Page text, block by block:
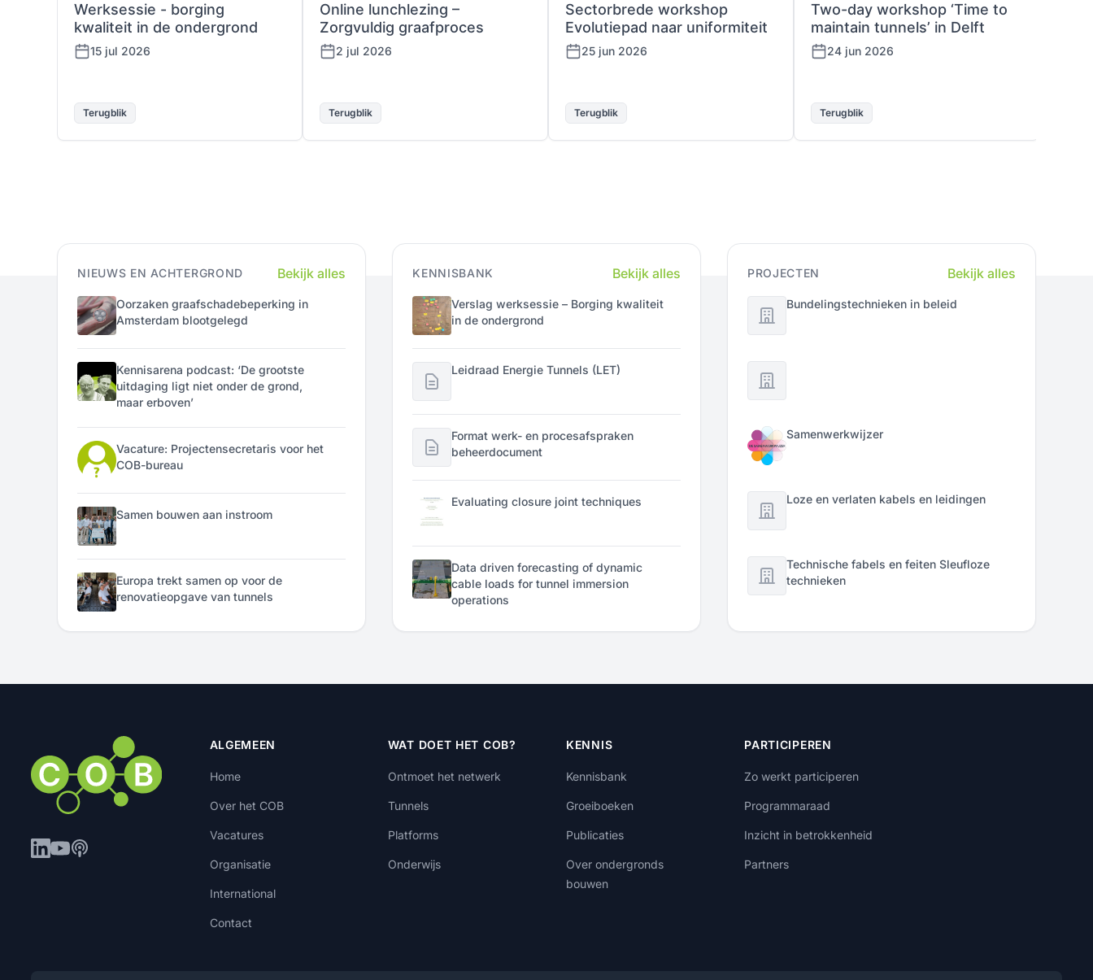
Werksessie - borging
kwaliteit in de ondergrond
15 jul 2026
Terugblik
Online lunchlezing –
Zorgvuldig graafproces
2 jul 2026
Terugblik
Sectorbrede workshop
Evolutiepad naar uniformiteit
25 jun 2026
Terugblik
Two-day workshop ‘Time to
maintain tunnels’ in Delft
24 jun 2026
Terugblik
NIEUWS EN ACHTERGROND Bekijk alles
Oorzaken graafschadebeperking in
Amsterdam blootgelegd
Kennisarena podcast: ‘De grootste
uitdaging ligt niet onder de grond,
maar erboven’
Vacature: Projectensecretaris voor het
COB-bureau
Samen bouwen aan instroom
Europa trekt samen op voor de
renovatieopgave van tunnels
KENNISBANK Bekijk alles
Verslag werksessie – Borging kwaliteit
in de ondergrond
Leidraad Energie Tunnels (LET)
Format werk- en procesafspraken
beheerdocument
Evaluating closure joint techniques
Data driven forecasting of dynamic
cable loads for tunnel immersion
operations
PROJECTEN Bekijk alles
Bundelingstechnieken in beleid
Samenwerkwijzer
Loze en verlaten kabels en leidingen
Technische fabels en feiten Sleufloze
technieken
ALGEMEEN
Home
Over het COB
Vacatures
Organisatie
International
Contact
WAT DOET HET COB?
Ontmoet het netwerk
Tunnels
Platforms
Onderwijs
KENNIS
Kennisbank
Groeiboeken
Publicaties
Over ondergronds
bouwen
PARTICIPEREN
Zo werkt participeren
Programmaraad
Inzicht in betrokkenheid
Partners